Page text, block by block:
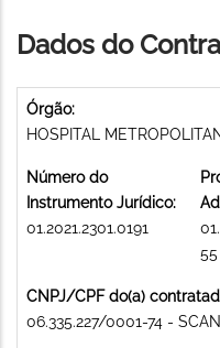
Dados do
Órgão:
HOSPITAL
Número do
Instrumento Jurídico:
01.2021.2301.0191
55
CNPJ/CPF do(a)
06.335.227/0001-74 -